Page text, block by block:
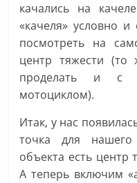
качались на
«качеля» условно и
посмотреть на
центр тяжести
проделать и с
мотоциклом).
Итак, у нас
точка для
объекта есть центр
А теперь включим